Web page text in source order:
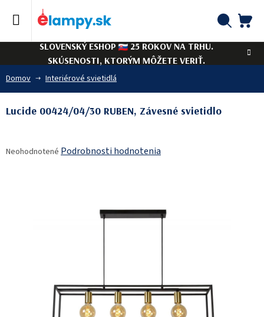
SLOVENSKÝ ESHOP
25 ROKOV NA TRHU.
SKÚSENOSTI, KTORÝM MÔŽETE VERIŤ.
Domov Interiérové svietidlá
Lucide 00424/04/30 RUBEN, Závesné svietidlo
hodnotenie
Neohodnotené Podrobnosti hodnotenia